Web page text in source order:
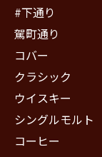
#下通り
駕町通り
コバー
クラシック
ウイスキー
シングルモルト
コーヒー